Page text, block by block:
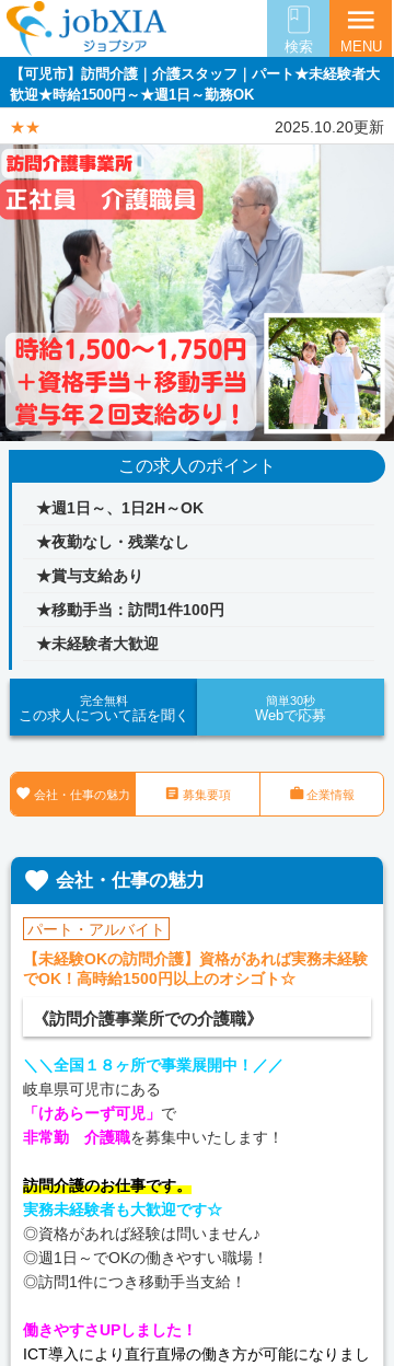
検索
menu
MENU
【可児市】訪問介護｜介護スタッフ｜パート★未経験者大
歓迎★時給1500円～★週1日～勤務OK
★★ 2025.10.20更新
この求人のポイント
★週1日～、1日2H～OK
★夜勤なし・残業なし
★賞与支給あり
★移動手当：訪問1件100円
★未経験者大歓迎
完全無料
この求人について話を聞く
簡単30秒
Webで応募
 会社・仕事の魅力  募集要項 企業情報
 会社・仕事の魅力
パート・アルバイト
【未経験OKの訪問介護】資格があれば実務未経験
でOK！高時給1500円以上のオシゴト☆
《訪問介護事業所での介護職》
＼＼全国１８ヶ所で事業展開中！／／
岐阜県可児市にある
「けあらーず可児」 で
非常勤 介護職を募集中いたします！
訪問介護のお仕事です。
実務未経験者も大歓迎です☆
◎資格があれば経験は問いません♪
◎週1日～でOKの働きやすい職場！
◎訪問1件につき移動手当支給！
働きやすさUPしました！
ICT導入により直行直帰の働き方が可能になりまし